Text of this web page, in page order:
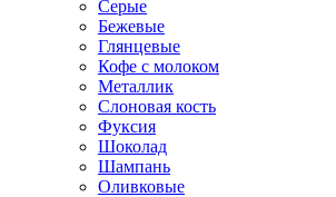
Серые
Бежевые
Глянцевые
Кофе с молоком
Металлик
Слоновая кость
Фуксия
Шоколад
Шампань
Оливковые